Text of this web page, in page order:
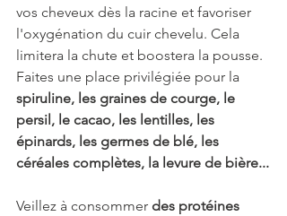
vos cheveux dès la racine et favoriser
l'oxygénation du cuir chevelu. Cela
limitera la chute et boostera la pousse.
Faites une place privilégiée pour la
spiruline, les graines de courge, le
persil, le cacao, les lentilles, les
épinards, les germes de blé, les
céréales complètes, la levure de bière...
Veillez à consommer des protéines